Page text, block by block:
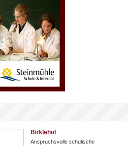
Birklehof
Anspruchsvolle schulische